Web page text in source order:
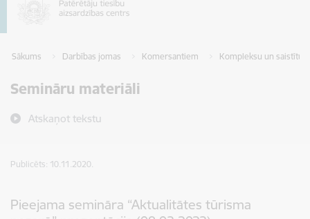
Sākums Darbības jomas Komersantiem Kompleksu un saistītu
Semināru materiāli
Atskaņot tekstu
Publicēts: 10.11.2020.
Pieejama semināra “Aktualitātes tūrisma